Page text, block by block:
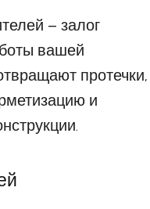
– залог
вашей
протечки,
и